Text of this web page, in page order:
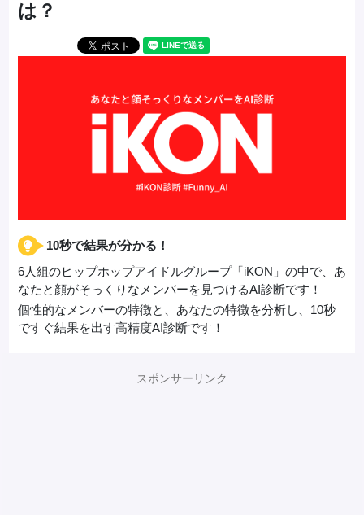
は？
10秒で結果が分かる！
6人組のヒップホップアイドルグループ「iKON」の中で、あ
なたと顔がそっくりなメンバーを見つけるAI診断です！
個性的なメンバーの特徴と、あなたの特徴を分析し、10秒
ですぐ結果を出す高精度AI診断です！
スポンサーリンク